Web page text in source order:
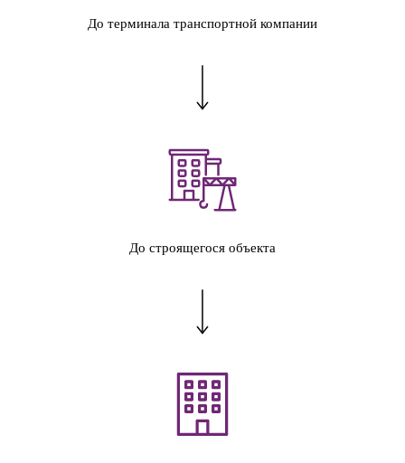
До терминала транспортной компании
До строящегося объекта